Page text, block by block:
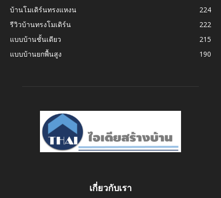
บ้านโมเดิร์นทรงแหงน
224
รีวิวบ้านทรงโมเดิร์น
222
แบบบ้านชั้นเดียว
215
แบบบ้านยกพื้นสูง
190
เกี่ยวกับเรา